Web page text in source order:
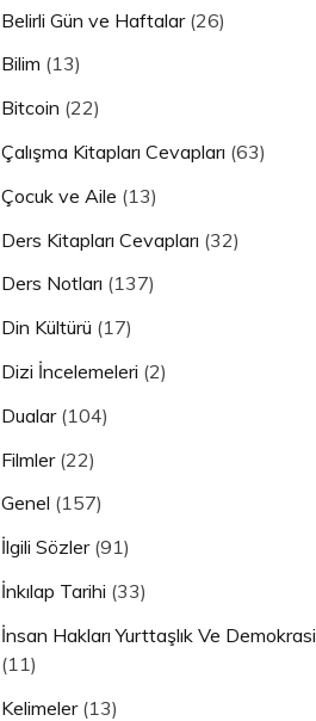
Belirli Gün ve Haftalar(26)
Bilim (13)
Bitcoin (22)
Çalışma Kitapları Cevapları (63)
Çocuk ve Aile (13)
Ders Kitapları Cevapları (32)
Ders Notları (137)
Din Kültürü (17)
Dizi İncelemeleri (2)
Dualar(104)
Filmler(22)
Genel (157)
İlgili Sözler(91)
İnkılap Tarihi (33)
İnsan Hakları Yurttaşlık Ve Demokrasi
(11)
Kelimeler(13)